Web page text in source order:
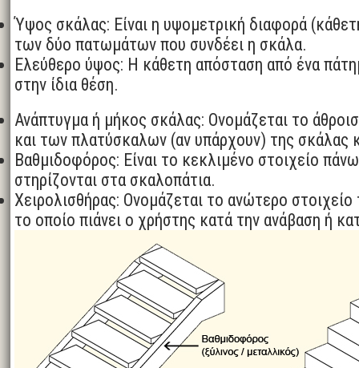
Ύψος σκάλας: Είναι η υψομετρική διαφορά
των δύο πατωμάτων που συνδέει η σκάλα.
Ελεύθερο ύψος: Η κάθετη απόσταση από ένα
στην ίδια θέση.
Ανάπτυγμα ή μήκος σκάλας: Ονομάζεται το
και των πλατύσκαλων (αν υπάρχουν) της σκάλας
Βαθμιδοφόρος: Είναι το κεκλιμένο στοιχείο
στηρίζονται στα σκαλοπάτια.
Χειρολισθήρας: Ονομάζεται το ανώτερο
το οποίο πιάνει ο χρήστης κατά την ανάβαση ή